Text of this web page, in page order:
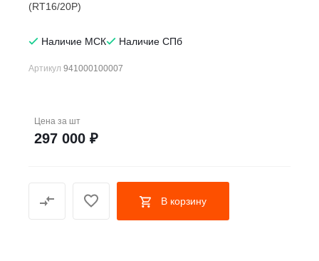
(RT16/20P)
Наличие МСК Наличие СПб
Артикул 941000100007
Цена за шт
297 000 ₽
В корзину